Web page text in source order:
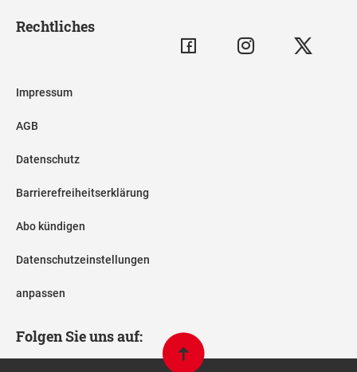
Rechtliches
Impressum
AGB
Datenschutz
Barrierefreiheitserklärung
Abo kündigen
Datenschutzeinstellungen
anpassen
Folgen Sie uns auf: